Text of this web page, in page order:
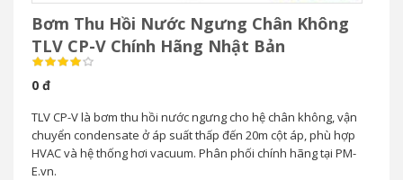
Bơm Thu Hồi Nước Ngưng Chân Không
TLV CP-V Chính Hãng Nhật Bản
0 đ
TLV CP-V là bơm thu hồi nước ngưng cho hệ chân không, vận
chuyển condensate ở áp suất thấp đến 20m cột áp, phù hợp
HVAC và hệ thống hơi vacuum. Phân phối chính hãng tại PM-
E.vn.